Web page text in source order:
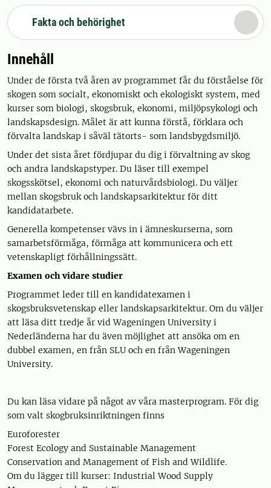
Fakta och behörighet
Innehåll
Under de första två åren av programmet får du förståelse för
skogen som socialt, ekonomiskt och ekologiskt system, med
kurser som biologi, skogsbruk, ekonomi, miljöpsykologi och
landskapsdesign. Målet är att kunna förstå, förklara och
förvalta landskap i såväl tätorts- som landsbygdsmiljö.
Under det sista året fördjupar du dig i förvaltning av skog
och andra landskapstyper. Du läser till exempel
skogsskötsel, ekonomi och naturvårdsbiologi. Du väljer
mellan skogsbruk och landskapsarkitektur för ditt
kandidatarbete.
Generella kompetenser vävs in i ämneskurserna, som
samarbetsförmåga, förmåga att kommunicera och ett
vetenskapligt förhållningssätt.
Examen och vidare studier
Programmet leder till en kandidatexamen i
skogsbruksvetenskap eller landskapsarkitektur. Om du väljer
att läsa ditt tredje år vid Wageningen University i
Nederländerna har du även möjlighet att ansöka om en
dubbel examen, en från SLU och en från Wageningen
University.
Du kan läsa vidare på något av våra masterprogram. För dig
som valt skogbruksinriktningen finns
Euroforester
Forest Ecology and Sustainable Management
Conservation and Management of Fish and Wildlife.
Om du lägger till kurser: Industrial Wood Supply